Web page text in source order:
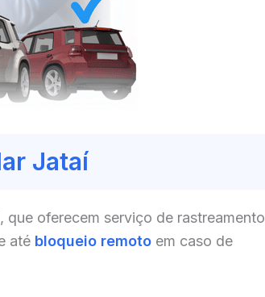
Jataí
oferecem serviço de rastreamento
até bloqueio remoto em caso de